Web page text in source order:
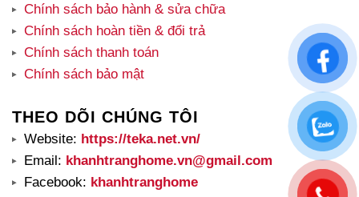
Chính sách bảo hành & sửa chữa
Chính sách hoàn tiền & đổi trả
Chính sách thanh toán
Chính sách bảo mật
THEO DÕI CHÚNG TÔI
Website: https://teka.net.vn/
Email: khanhtranghome.vn@gmail.com
Facebook: khanhtranghome